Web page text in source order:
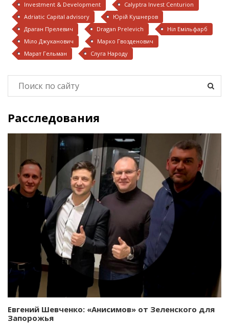
Investment & Development
Calyptra Invest Centurion
Adriatic Capital advisory
Юрій Кушнеров
Драган Прелевич
Dragan Prelevich
Ніл Емільфарб
Міло Джуканович
Марко Гвозденович
Марат Гельман
Слуга Народу
Расследования
Евгений Шевченко: «Анисимов» от Зеленского для
Запорожья